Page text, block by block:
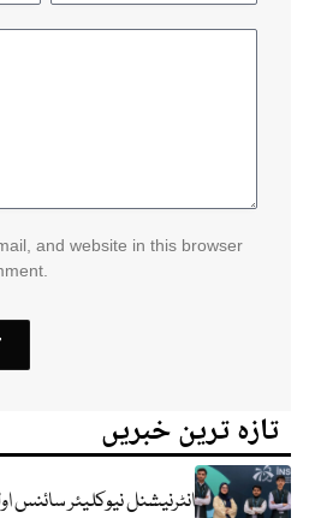
and website in this browser
تازہ ترین خبریں